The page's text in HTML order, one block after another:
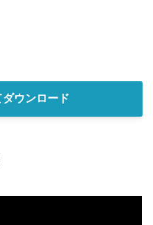
ウンロード